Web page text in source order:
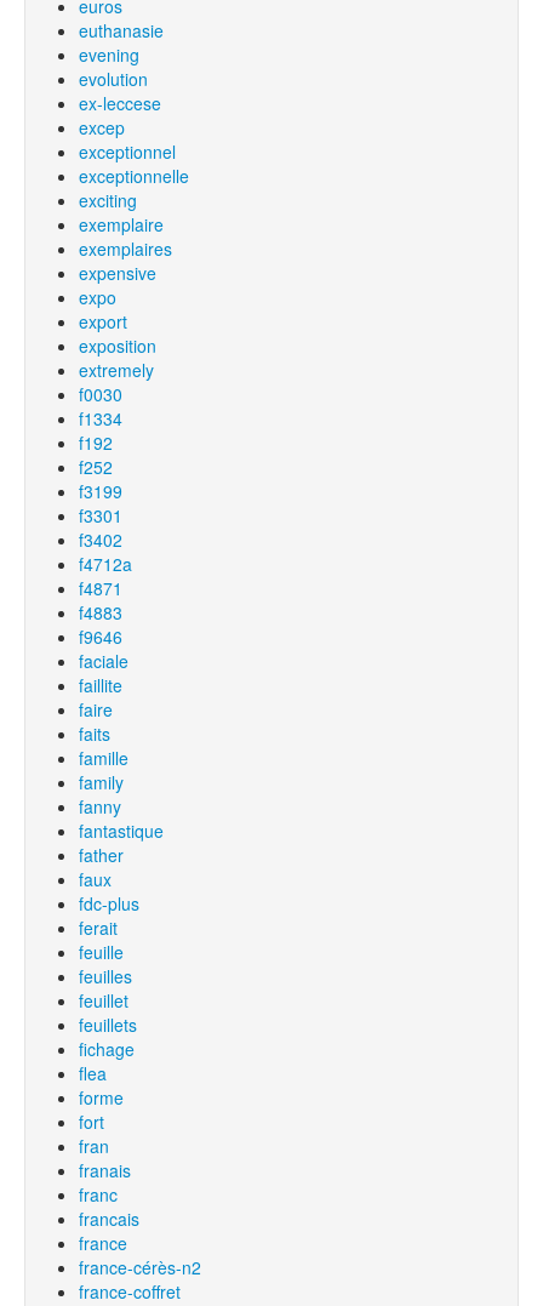
euros
euthanasie
evening
evolution
ex-leccese
excep
exceptionnel
exceptionnelle
exciting
exemplaire
exemplaires
expensive
expo
export
exposition
extremely
f0030
f1334
f192
f252
f3199
f3301
f3402
f4712a
f4871
f4883
f9646
faciale
faillite
faire
faits
famille
family
fanny
fantastique
father
faux
fdc-plus
ferait
feuille
feuilles
feuillet
feuillets
fichage
flea
forme
fort
fran
franais
franc
francais
france
france-cérès-n2
france-coffret